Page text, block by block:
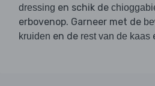
dressing en schik de
erbovenop. Garneer met de
kruiden en de rest van de kaas